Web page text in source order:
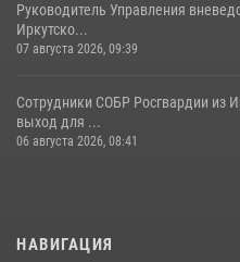
Руководитель Управления
Иркутско...
07 августа 2026, 09:39
Сотрудники СОБР Росгвардии из
выход для ...
06 августа 2026, 08:41
НАВИГАЦИЯ